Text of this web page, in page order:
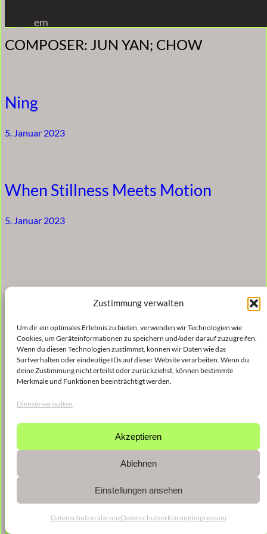
Zustimmung verwalten
Um dir ein optimales Erlebnis zu bieten, verwenden wir Technologien wie
Cookies, um Geräteinformationen zu speichern und/oder darauf zuzugreifen.
Wenn du diesen Technologien zustimmst, können wir Daten wie das
Surfverhalten oder eindeutige IDs auf dieser Website verarbeiten. Wenn du
deine Zustimmung nicht erteilst oder zurückziehst, können bestimmte
Merkmale und Funktionen beeinträchtigt werden.
Dienste verwalten
Akzeptieren
Ablehnen
Einstellungen ansehen
DatenschutzerklärungDatenschutzerklärungImpressum
Inhalt
springen
em
COMPOSER: JUN YAN; CHOW
Ning
5. Januar 2023
When Stillness Meets Motion
5. Januar 2023